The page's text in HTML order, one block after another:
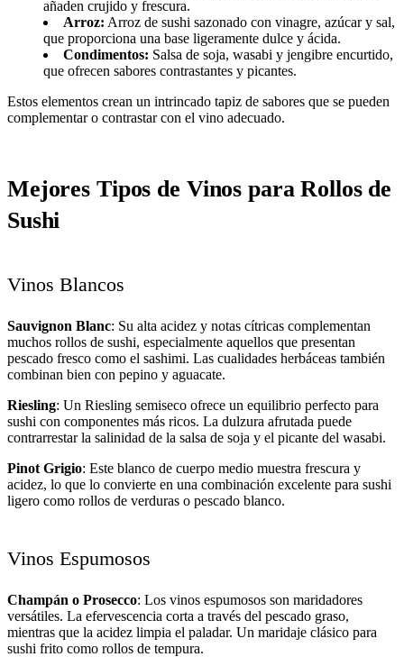
añaden crujido y frescura.
Arroz: Arroz de sushi sazonado con vinagre, azúcar y sal,
que proporciona una base ligeramente dulce y ácida.
Condimentos: Salsa de soja, wasabi y jengibre encurtido,
que ofrecen sabores contrastantes y picantes.
Estos elementos crean un intrincado tapiz de sabores que se pueden
complementar o contrastar con el vino adecuado.
Mejores Tipos de Vinos para Rollos de
Sushi
Vinos Blancos
Sauvignon Blanc: Su alta acidez y notas cítricas complementan
muchos rollos de sushi, especialmente aquellos que presentan
pescado fresco como el sashimi. Las cualidades herbáceas también
combinan bien con pepino y aguacate.
Riesling: Un Riesling semiseco ofrece un equilibrio perfecto para
sushi con componentes más ricos. La dulzura afrutada puede
contrarrestar la salinidad de la salsa de soja y el picante del wasabi.
Pinot Grigio: Este blanco de cuerpo medio muestra frescura y
acidez, lo que lo convierte en una combinación excelente para sushi
ligero como rollos de verduras o pescado blanco.
Vinos Espumosos
Champán o Prosecco: Los vinos espumosos son maridadores
versátiles. La efervescencia corta a través del pescado graso,
mientras que la acidez limpia el paladar. Un maridaje clásico para
sushi frito como rollos de tempura.